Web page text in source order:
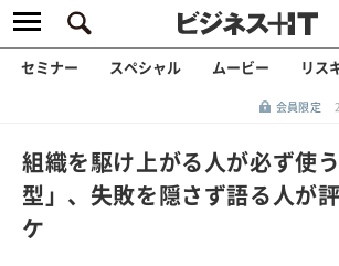
セミナー スペシャル ムービー リス
会員限定
組織を駆け上がる人が必ず使
型」、失敗を隠さず語る人が
ケ